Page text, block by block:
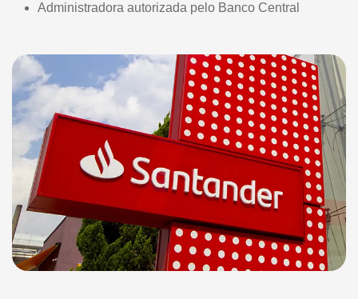
Administradora autorizada pelo Banco Central